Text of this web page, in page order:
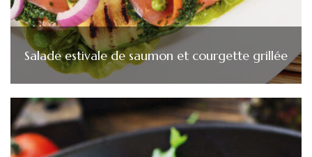
Salade estivale de saumon et courgette grillée